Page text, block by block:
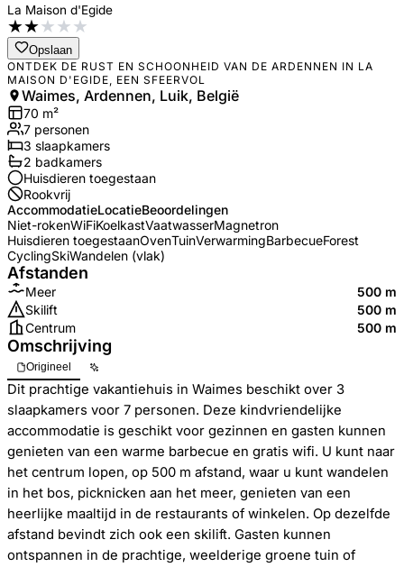
La Maison d'Egide
★★★★★
Opslaan
ONTDEK DE RUST EN SCHOONHEID VAN DE ARDENNEN IN LA
MAISON D'EGIDE, EEN SFEERVOL
Waimes, Ardennen, Luik, België
70 m²
7 personen
3 slaapkamers
2 badkamers
Huisdieren toegestaan
Rookvrij
AccommodatieLocatieBeoordelingen
Niet-rokenWiFiKoelkastVaatwasserMagnetron
Huisdieren toegestaanOvenTuinVerwarmingBarbecueForest
CyclingSkiWandelen (vlak)
Afstanden
Meer
500 m
Skilift
500 m
Centrum
500 m
Omschrijving
Origineel
Dit prachtige vakantiehuis in Waimes beschikt over 3
slaapkamers voor 7 personen. Deze kindvriendelijke
accommodatie is geschikt voor gezinnen en gasten kunnen
genieten van een warme barbecue en gratis wifi. U kunt naar
het centrum lopen, op 500 m afstand, waar u kunt wandelen
in het bos, picknicken aan het meer, genieten van een
heerlijke maaltijd in de restaurants of winkelen. Op dezelfde
afstand bevindt zich ook een skilift. Gasten kunnen
ontspannen in de prachtige, weelderige groene tuin of